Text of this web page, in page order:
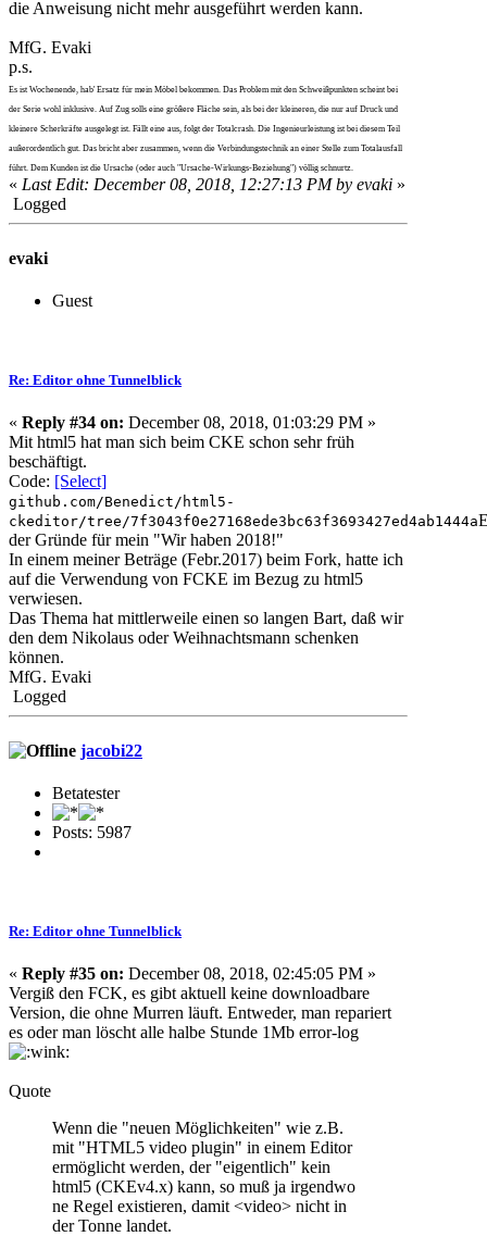
die Anweisung nicht mehr ausgeführt werden kann.
MfG. Evaki
p.s.
Es ist Wochenende, hab' Ersatz für mein Möbel bekommen. Das Problem mit den Schweißpunkten scheint bei
der Serie wohl inklusive. Auf Zug solls eine größere Fläche sein, als bei der kleineren, die nur auf Druck und
kleinere Scherkräfte ausgelegt ist. Fällt eine aus, folgt der Totalcrash. Die Ingenieurleistung ist bei diesem Teil
außerordentlich gut. Das bricht aber zusammen, wenn die Verbindungstechnik an einer Stelle zum Totalausfall
führt. Dem Kunden ist die Ursache (oder auch "Ursache-Wirkungs-Beziehung") völlig schnurtz.
« Last Edit: December 08, 2018, 12:27:13 PM by evaki »
Logged
evaki
Guest
Re: Editor ohne Tunnelblick
« Reply #34 on: December 08, 2018, 01:03:29 PM »
Mit html5 hat man sich beim CKE schon sehr früh
beschäftigt.
Code: [Select]
github.com/Benedict/html5-
ckeditor/tree/7f3043f0e27168ede3bc63f3693427ed4ab1444a
der Gründe für mein "Wir haben 2018!"
In einem meiner Beträge (Febr.2017) beim Fork, hatte ich
auf die Verwendung von FCKE im Bezug zu html5
verwiesen.
Das Thema hat mittlerweile einen so langen Bart, daß wir
den dem Nikolaus oder Weihnachtsmann schenken
können.
MfG. Evaki
Logged
jacobi22
Betatester
Posts: 5987
Re: Editor ohne Tunnelblick
« Reply #35 on: December 08, 2018, 02:45:05 PM »
Vergiß den FCK, es gibt aktuell keine downloadbare
Version, die ohne Murren läuft. Entweder, man repariert
es oder man löscht alle halbe Stunde 1Mb error-log
Quote
Wenn die "neuen Möglichkeiten" wie z.B.
mit "HTML5 video plugin" in einem Editor
ermöglicht werden, der "eigentlich" kein
html5 (CKEv4.x) kann, so muß ja irgendwo
ne Regel existieren, damit <video> nicht in
der Tonne landet.